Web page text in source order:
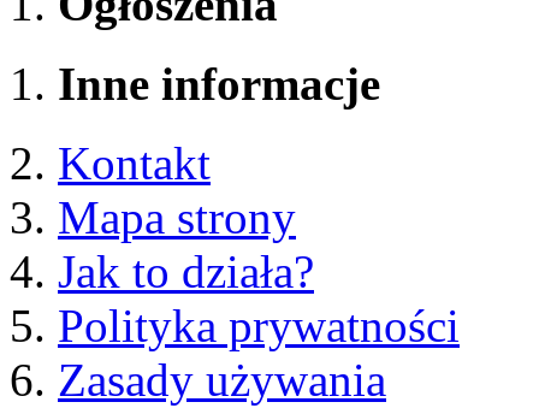
Inne informacje
Kontakt
Mapa strony
Jak to działa?
Polityka prywatności
Zasady używania